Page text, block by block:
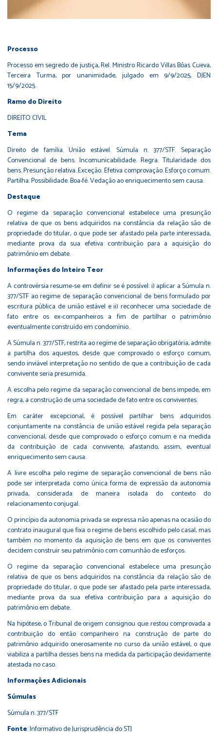
Processo
Processo em segredo de justiça, Rel. Ministro Ricardo Villas Bôas Cueva,
Terceira Turma, por unanimidade, julgado em 9/9/2025, DJEN
15/9/2025.
Ramo do Direito
DIREITO CIVIL
Tema
Direito de família. União estável. Súmula n. 377/STF. Separação
Convencional de bens. Incomunicabilidade. Regra. Titularidade dos
bens. Presunção relativa. Exceção. Efetiva comprovação. Esforço comum.
Partilha. Possibilidade. Boa-fé. Vedação ao enriquecimento sem causa.
Destaque
O regime da separação convencional estabelece uma presunção
relativa de que os bens adquiridos na constância da relação são de
propriedade do titular, o que pode ser afastado pela parte interessada,
mediante prova da sua efetiva contribuição para a aquisição do
patrimônio em debate.
Informações do Inteiro Teor
A controvérsia resume-se em definir se é possível: i) aplicar a Súmula n.
377/STF ao regime de separação convencional de bens formulado por
escritura pública de união estável e ii) reconhecer uma sociedade de
fato entre os ex-companheiros a fim de partilhar o patrimônio
eventualmente construído em condomínio.
A Súmula n. 377/STF, restrita ao regime de separação obrigatória, admite
a partilha dos aquestos, desde que comprovado o esforço comum,
sendo inviável interpretação no sentido de que a contribuição de cada
convivente seria presumida.
A escolha pelo regime da separação convencional de bens impede, em
regra, a construção de uma sociedade de fato entre os conviventes.
Em caráter excepcional, é possível partilhar bens adquiridos
conjuntamente na constância de união estável regida pela separação
convencional, desde que comprovado o esforço comum e na medida
da contribuição de cada convivente, afastando, assim, eventual
enriquecimento sem causa.
A livre escolha pelo regime de separação convencional de bens não
pode ser interpretada como única forma de expressão da autonomia
privada, considerada de maneira isolada do contexto do
relacionamento conjugal.
O princípio da autonomia privada se expressa não apenas na ocasião do
contrato inaugural que fixa o regime de bens escolhido pelo casal, mas
também no momento da aquisição de bens em que os conviventes
decidem construir seu patrimônio com comunhão de esforços.
O regime da separação convencional estabelece uma presunção
relativa de que os bens adquiridos na constância da relação são de
propriedade do titular, o que pode ser afastado pela parte interessada,
mediante prova da sua efetiva contribuição para a aquisição do
patrimônio em debate.
Na hipótese, o Tribunal de origem consignou que restou comprovada a
contribuição do então companheiro na construção de parte do
patrimônio adquirido onerosamente no curso da união estável, o que
viabiliza a partilha desses bens na medida da participação devidamente
atestada no caso.
Informações Adicionais
Súmulas
Súmula n. 377/STF
Fonte: Informativo de Jurisprudência do STJ